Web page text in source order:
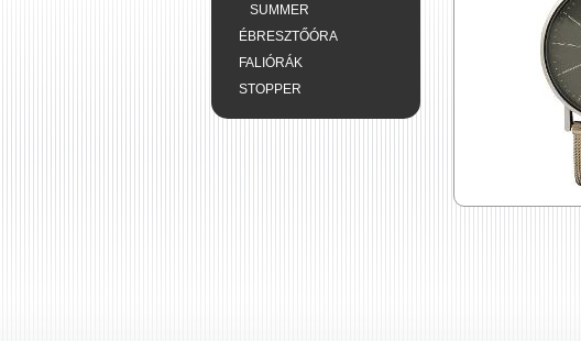
SUMMER
ÉBRESZTŐÓRA
FALIÓRÁK
STOPPER